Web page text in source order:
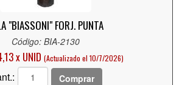
"BIASSONI" FORJ. PUNTA
Código: BIA-2130
x UNID (Actualizado el 10/7/2026)
Comprar